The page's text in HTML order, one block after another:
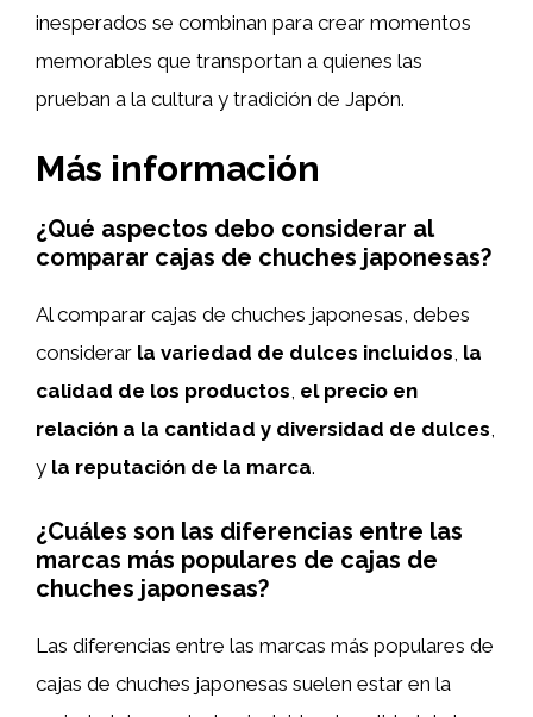
inesperados se combinan para crear momentos
memorables que transportan a quienes las
prueban a la cultura y tradición de Japón.
Más información
¿Qué aspectos debo considerar al
comparar cajas de chuches japonesas?
Al comparar cajas de chuches japonesas, debes
considerar la variedad de dulces incluidos, la
calidad de los productos, el precio en
relación a la cantidad y diversidad de dulces,
y la reputación de la marca.
¿Cuáles son las diferencias entre las
marcas más populares de cajas de
chuches japonesas?
Las diferencias entre las marcas más populares de
cajas de chuches japonesas suelen estar en la